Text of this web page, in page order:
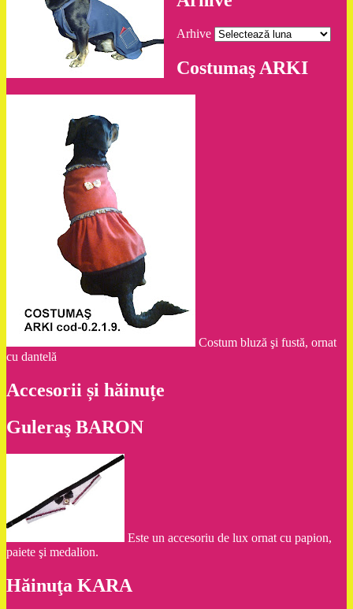
Arhive
Costumaş ARKI
Costum bluză şi fustă, ornat
cu dantelă
Accesorii și hăinuțe
Guleraş BARON
Este un accesoriu de lux ornat cu papion,
paiete şi medalion.
Hăinuţa KARA